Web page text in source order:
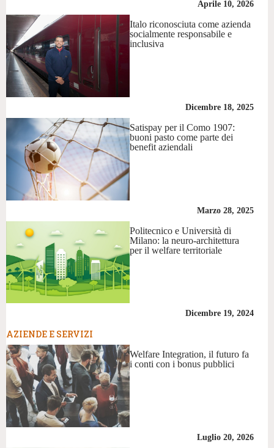
Aprile 10, 2026
Italo riconosciuta come azienda
socialmente responsabile e
inclusiva
Dicembre 18, 2025
Satispay per il Como 1907:
buoni pasto come parte dei
benefit aziendali
Marzo 28, 2025
Politecnico e Università di
Milano: la neuro-architettura
per il welfare territoriale
Dicembre 19, 2024
AZIENDE E SERVIZI
Welfare Integration, il futuro fa
i conti con i bonus pubblici
Luglio 20, 2026